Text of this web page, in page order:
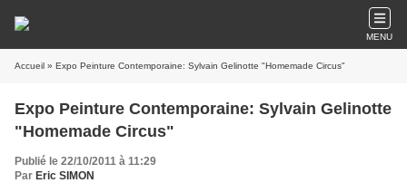
MENU
Accueil » Expo Peinture Contemporaine: Sylvain Gelinotte "Homemade Circus"
Expo Peinture Contemporaine: Sylvain Gelinotte
"Homemade Circus"
Publié le 22/10/2011 à 11:29
Par Eric SIMON